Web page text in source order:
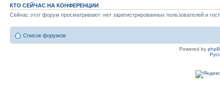
КТО СЕЙЧАС НА КОНФЕРЕНЦИИ
Сейчас этот форум просматривают: нет зарегистрированных пользователей и
Список форумов
Powered by